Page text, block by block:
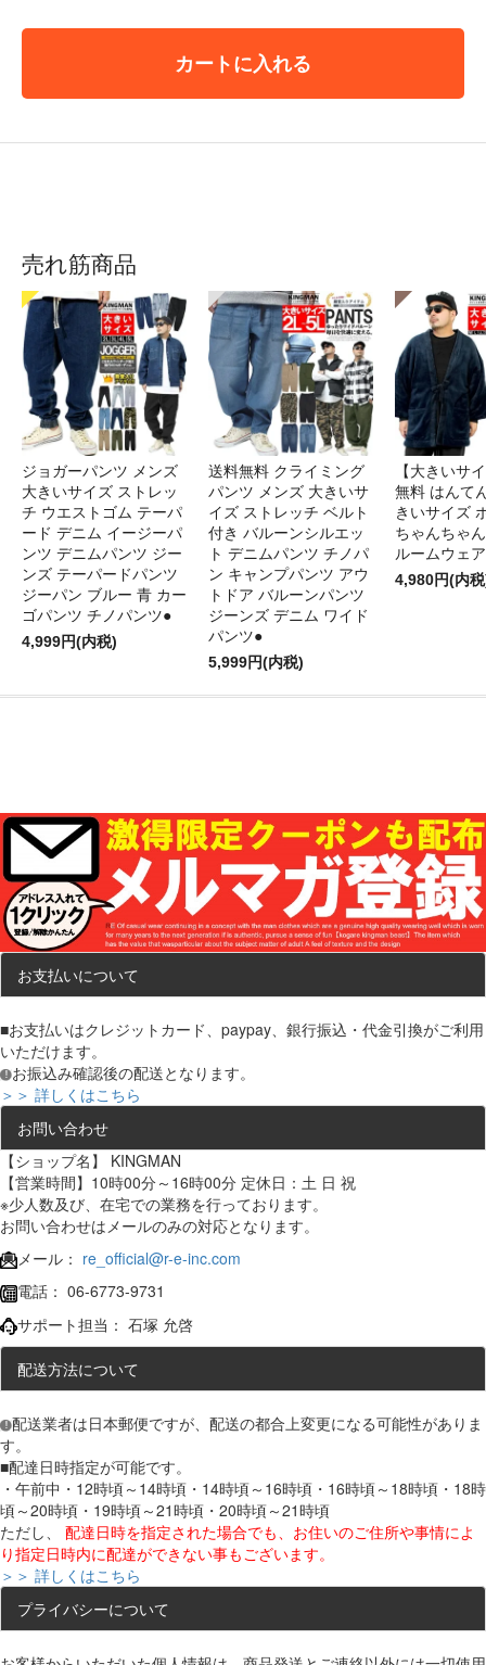
カートに入れる
売れ筋商品
ジョガーパンツ メンズ
大きいサイズ ストレッ
チ ウエストゴム テーパ
ード デニム イージーパ
ンツ デニムパンツ ジー
ンズ テーパードパンツ
ジーパン ブルー 青 カー
ゴパンツ チノパンツ●
4,999円(内税)
送料無料 クライミング
パンツ メンズ 大きいサ
イズ ストレッチ ベルト
付き バルーンシルエッ
ト デニムパンツ チノパ
ン キャンプパンツ アウ
トドア バルーンパンツ
ジーンズ デニム ワイド
パンツ●
5,999円(内税)
【大きいサ
無料 はんて
きいサイズ
ちゃんちゃ
ルームウェ
4,980円(内